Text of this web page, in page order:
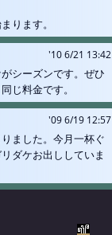
ります。
'10 6/21 13:42
シーズンです。ぜひ
じ料金です。
'09 6/19 12:57
ました。今月一杯ぐ
ダケお出ししていま